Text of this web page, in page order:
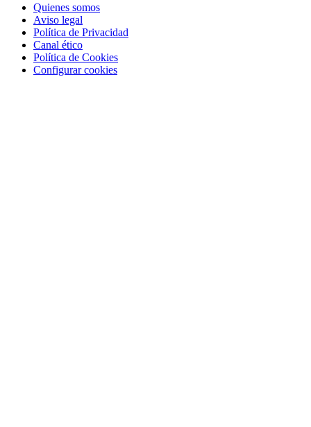
Quienes somos
Aviso legal
Política de Privacidad
Canal ético
Política de Cookies
Configurar cookies